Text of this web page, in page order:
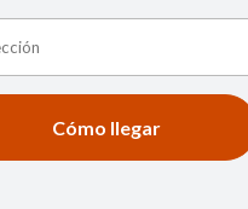
Cómo llegar